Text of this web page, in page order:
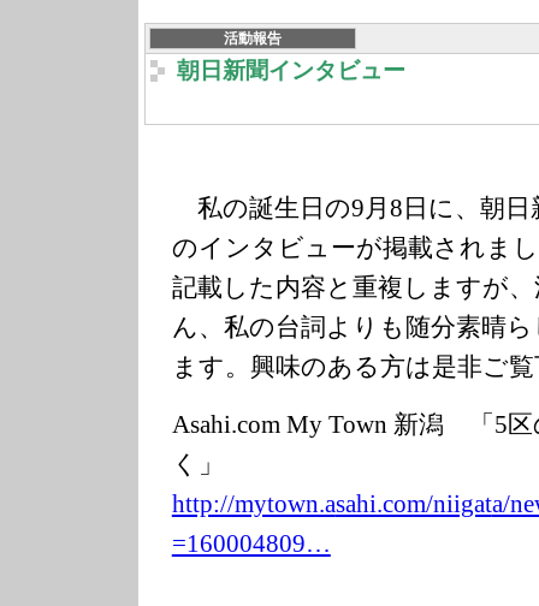
活動報告
朝日新聞インタビュー
私の誕生日の9月8日に、朝日
のインタビューが掲載されま
記載した内容と重複しますが
ん、私の台詞よりも随分素晴
ます。興味のある方は是非ご
Asahi.com My Town 新潟 「5
く」
http://mytown.asahi.com/niigata/
=160004809…